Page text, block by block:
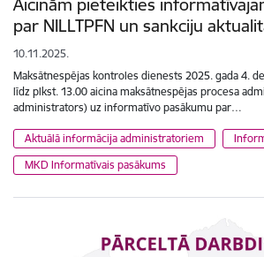
par NILLTPFN un sankciju
10.11.2025.
Maksātnespējas kontroles dienests 2025. gada 4.
līdz plkst. 13.00 aicina maksātnespējas procesa
administrators) uz informatīvo pasākumu par…
Aktuālā informācija administratoriem
MKD Informatīvais pasākums